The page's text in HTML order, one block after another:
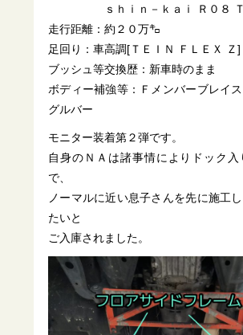
ｓｈｉｎ－ｋａｉ Ｒ０８ Ｔ
走行距離：約２０万㌔
足回り：車高調[ＴＥＩＮ ＦＬＥＸ Ｚ]
ブッシュ等交換歴：新車時のまま
ボディー補強等：Ｆメンバーブレイ
グルバー
モニター装着第２弾です。
自身のＮＡは諸事情によりドック
で、
ノーマルに近い息子さんを先に施工
たいと
ご入庫されました。